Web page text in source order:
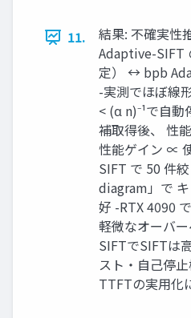
11.
結果: 不確実性
Adaptive-SIFT
定） ↔ bpb
-実測でほぼ線
< (α n)⁻¹で自
補取得後、 性
性能ゲイン ∝
SIFT で 50 件
diagram」で
好 -RTX 4090
軽微なオーバ
SIFTでSIFTは
スト・自己停止
TTFTの実用化